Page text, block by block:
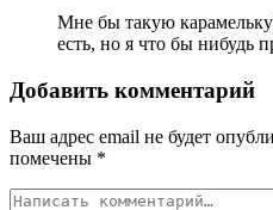
Мне бы такую
есть, но я что бы нибудь
Добавить комментарий
Ваш адрес email не будет
помечены *